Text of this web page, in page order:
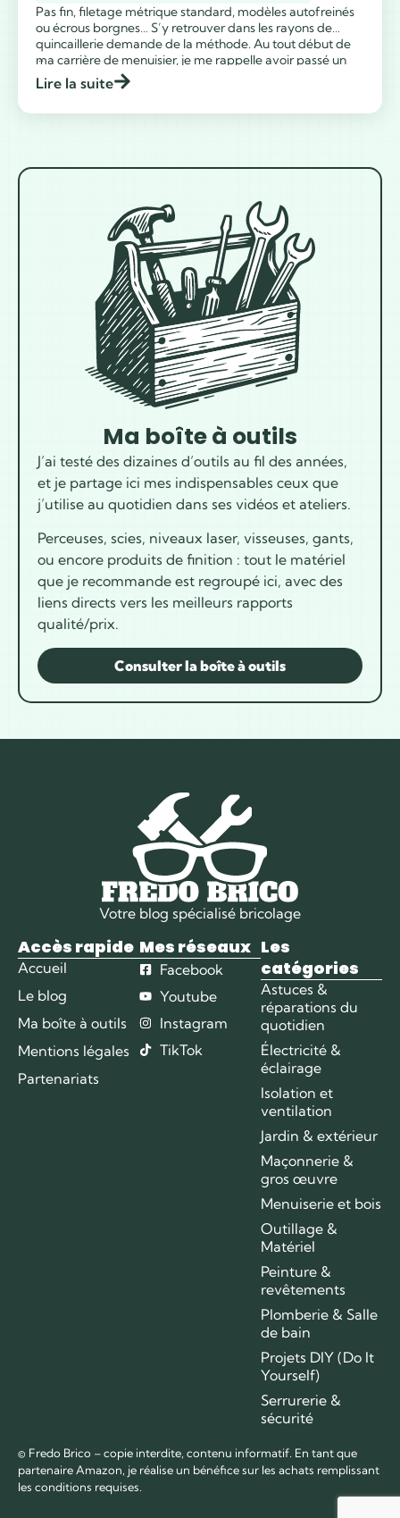
Pas fin, filetage métrique standard, modèles autofreinés
ou écrous borgnes… S’y retrouver dans les rayons de
quincaillerie demande de la méthode. Au tout début de
ma carrière de menuisier, je me rappelle avoir passé un
temps fou à chercher quel écrou correspondait
exactement à mes travaux au milieu de dizaines de boîtes
...
Lire la suite
Ma boîte à outils
J’ai testé des dizaines d’outils au fil des années,
et je partage ici mes indispensables ceux que
j’utilise au quotidien dans ses vidéos et ateliers.
Perceuses, scies, niveaux laser, visseuses, gants,
ou encore produits de finition : tout le matériel
que je recommande est regroupé ici, avec des
liens directs vers les meilleurs rapports
qualité/prix.
Consulter la boîte à outils
Votre blog spécialisé bricolage
Accès rapide
Accueil
Le blog
Ma boîte à outils
Mentions légales
Partenariats
Mes réseaux
Facebook
Youtube
Instagram
TikTok
Les
catégories
Astuces &
réparations du
quotidien
Électricité &
éclairage
Isolation et
ventilation
Jardin & extérieur
Maçonnerie &
gros œuvre
Menuiserie et bois
Outillage &
Matériel
Peinture &
revêtements
Plomberie & Salle
de bain
Projets DIY (Do It
Yourself)
Serrurerie &
sécurité
© Fredo Brico – copie interdite, contenu informatif. En tant que
partenaire Amazon, je réalise un bénéfice sur les achats remplissant
les conditions requises.